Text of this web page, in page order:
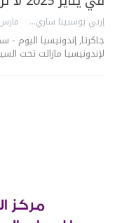
إرني بوسبيتا ساري مارس 18, 2025
جاكرتا, إندونيسيا اليوم -
لإندونيسيا مازالت تحت